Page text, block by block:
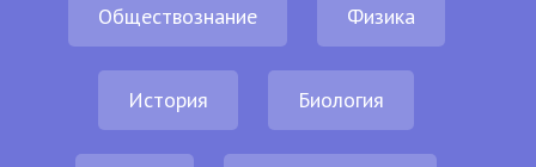
Обществознание Физика
История Биология